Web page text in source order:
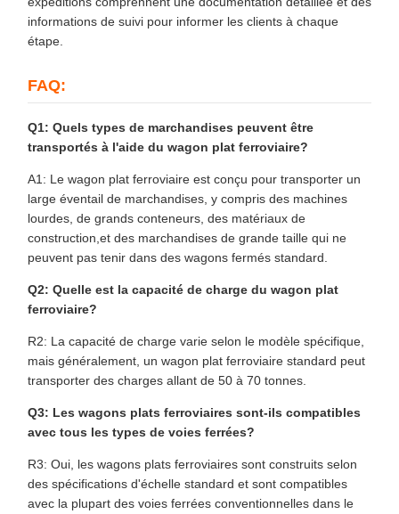
informations de suivi pour informer les clients à chaque
étape.
FAQ:
Q1: Quels types de marchandises peuvent être
transportés à l'aide du wagon plat ferroviaire?
A1: Le wagon plat ferroviaire est conçu pour transporter un
large éventail de marchandises, y compris des machines
lourdes, de grands conteneurs, des matériaux de
construction,et des marchandises de grande taille qui ne
peuvent pas tenir dans des wagons fermés standard.
Q2: Quelle est la capacité de charge du wagon plat
ferroviaire?
R2: La capacité de charge varie selon le modèle spécifique,
mais généralement, un wagon plat ferroviaire standard peut
transporter des charges allant de 50 à 70 tonnes.
Q3: Les wagons plats ferroviaires sont-ils compatibles
avec tous les types de voies ferrées?
R3: Oui, les wagons plats ferroviaires sont construits selon
des spécifications d'échelle standard et sont compatibles
avec la plupart des voies ferrées conventionnelles dans le